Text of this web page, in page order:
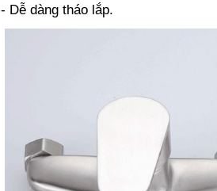
- Dễ dàng tháo lắp.